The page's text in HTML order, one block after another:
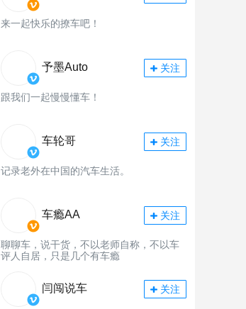
来一起快乐的撩车吧！
予墨Auto 关注
跟我们一起慢慢懂车！
车轮哥 关注
记录老外在中国的汽车生活。
车瘾AA 关注
聊聊车，说干货，不以老师自称，不以车
评人自居，只是几个有车瘾
闫闯说车 关注